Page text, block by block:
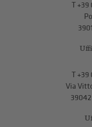
T+39
T +39
Via